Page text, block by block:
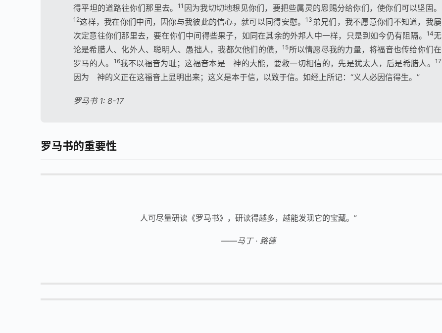
得平坦的道路往你们那里去。11 因为我切切地想见你们，要把些属灵的恩赐分给你们，使你们可以坚固。
12这样，我在你们中间，因你与我彼此的信心，就可以同得安慰。13 弟兄们，我不愿意你们不知道，我屡
次定意往你们那里去，要在你们中间得些果子，如同在其余的外邦人中一样，只是到如今仍有阻隔。
14无
论是希腊人、化外人、聪明人、愚拙人，我都欠他们的债，15所以情愿尽我的力量，将福音也传给你们在
罗马的人。
16我不以福音为耻；这福音本是 神的大能，要救一切相信的，先是犹太人，后是希腊人。17
因为 神的义正在这福音上显明出来；这义是本于信，以致于信。如经上所记：“义人必因信得生。”
罗马书 1: 8-17
罗马书的重要性
人可尽量研读《罗马书》，研读得越多，越能发现它的宝藏。”
——马丁 · 路德